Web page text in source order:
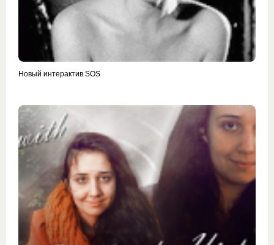
Новый интерактив SOS